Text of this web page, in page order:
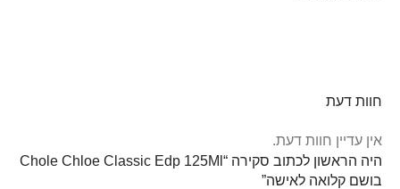
חוות דעת
אין עדיין חוות דעת.
היה הראשון לכתוב סקירה “Chole Chloe Classic Edp 125Ml
בושם קלואה לאישה”